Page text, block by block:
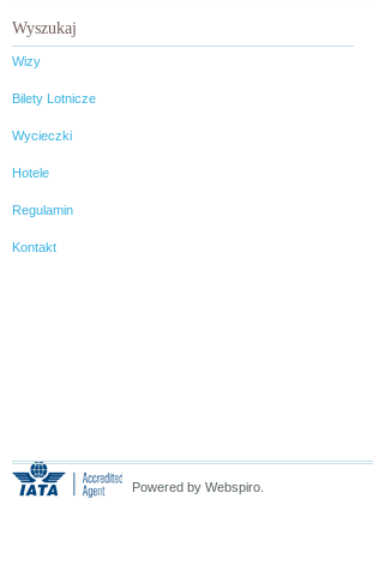
Wyszukaj
Wizy
Bilety Lotnicze
Wycieczki
Hotele
Regulamin
Kontakt
Powered by Webspiro.